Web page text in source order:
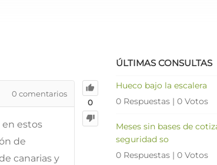
0
0 comentarios
en estos
de
canarias y
ÚLTIMAS CONSULTAS
Hueco bajo la escalera
0 Respuestas | 0 Votos
Meses sin bases de
seguridad so
0 Respuestas | 0 Votos